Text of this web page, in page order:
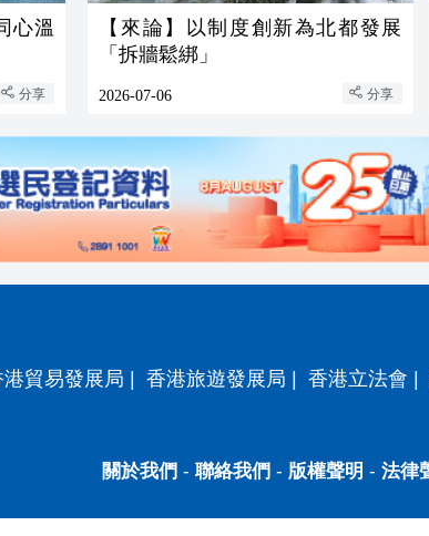
心溫
分享
【來論】以制度創新為北都發展
「拆牆鬆綁」
2026-07-06 分享
港貿易發展局 香港旅遊發展局 香港立法會
關於我們 - 聯絡我們 - 版權聲明 - 法律